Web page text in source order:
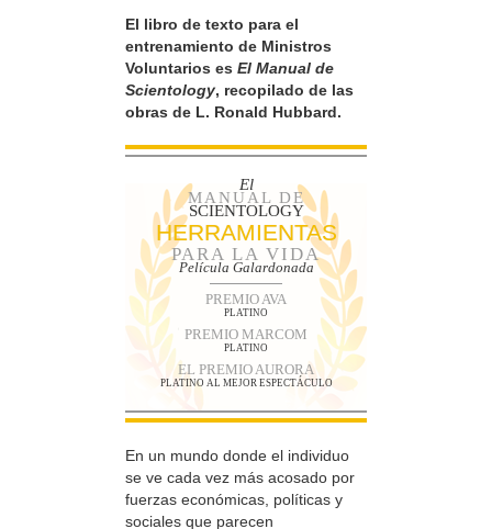
El libro de texto para el
entrenamiento de Ministros
Voluntarios es El Manual de
Scientology, recopilado de las
obras de L. Ronald Hubbard.
El
MANUAL DE
SCIENTOLOGY
HERRAMIENTAS
PARA LA VIDA
Película Galardonada
PREMIO AVA
PLATINO
PREMIO MARCOM
PLATINO
EL PREMIO AURORA
PLATINO AL MEJOR ESPECTÁCULO
En un mundo donde el individuo
se ve cada vez más acosado por
fuerzas económicas, políticas y
sociales que parecen